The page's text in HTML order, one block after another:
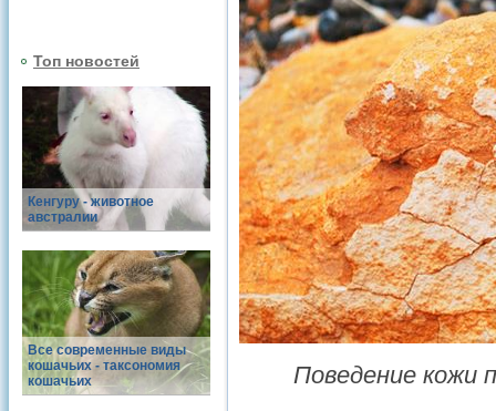
Топ новостей
Кенгуру - животное
австралии
Все современные виды
кошачьих - таксономия
кошачьих
Поведение кожи